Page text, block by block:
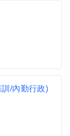
/內勤行政)